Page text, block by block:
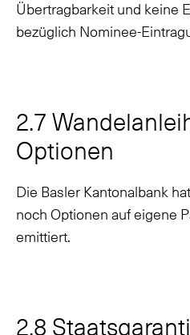
Übertragbarkeit und keine
bezüglich Nominee-
2.7
Optionen
Die Basler Kantonalbank
noch Optionen auf eigene
emittiert.
2.8